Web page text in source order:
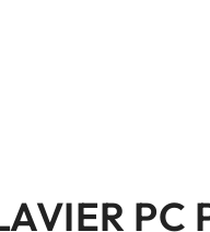
PC